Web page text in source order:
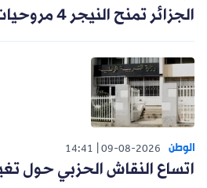
الجزائر تمنح النيجر 4 مروحيات وعتاداً عسكرياً
الوطن 09-08-2026
14:41
اتساع النقاش الحزبي حول